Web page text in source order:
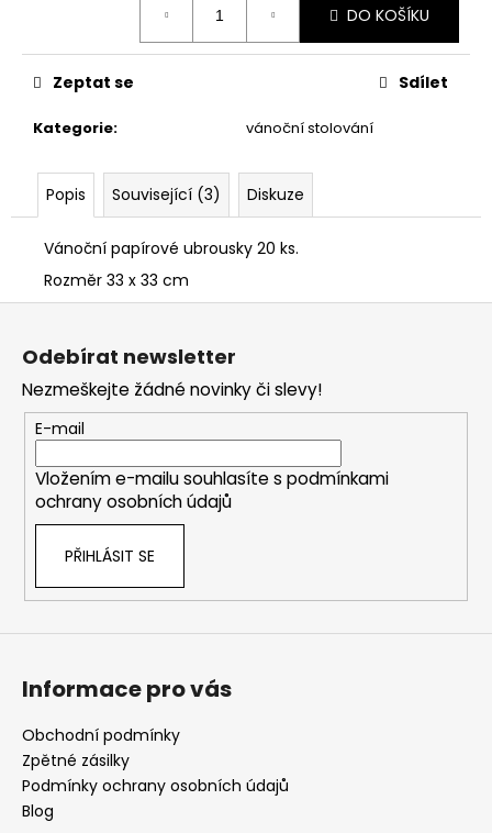
DO KOŠÍKU
Kategorie: vánoční stolování
Zeptat se Sdílet
Popis Související (3) Diskuze
Vánoční papírové ubrousky 20 ks.
Rozměr 33 x 33 cm
STABILIZOVANÁ
KVĚTINA,
VĚČNÁ
RŮŽE
419
Odebírat newsletter
Nezmeškejte žádné novinky či slevy!
E-mail
Vložením e-mailu souhlasíte s podmínkami
ochrany osobních údajů
PŘIHLÁSIT SE
Informace pro vás
Obchodní podmínky
Zpětné zásilky
Podmínky ochrany osobních údajů
Blog